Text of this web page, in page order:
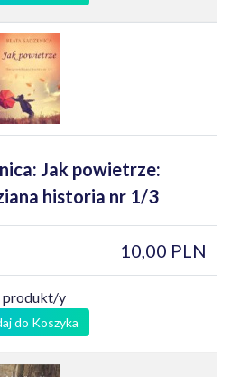
Jak powietrze:
historia nr 1/3
10,00 PLN
produkt/y
do Koszyka